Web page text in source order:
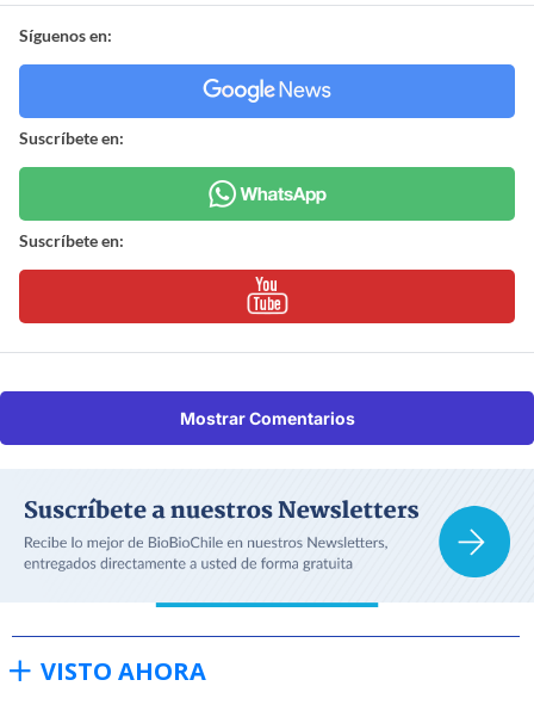
Síguenos en:
Suscríbete en:
Suscríbete en:
Mostrar Comentarios
VISTO AHORA